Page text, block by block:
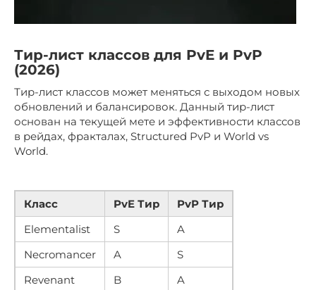
Тир-лист классов для PvE и PvP
(2026)
Тир-лист классов может меняться с выходом новых
обновлений и балансировок. Данный тир-лист
основан на текущей мете и эффективности классов
в рейдах, фракталах, Structured PvP и World vs
World.
Класс PvE Тир
PvP Тир
Elementalist
S
A
Necromancer
A
S
Revenant
B A